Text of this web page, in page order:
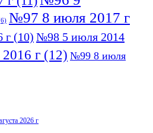
№97 8 июля 2017 г
г (10) №98 5 июля 2014
г (12) №99 8 июля
2026 г